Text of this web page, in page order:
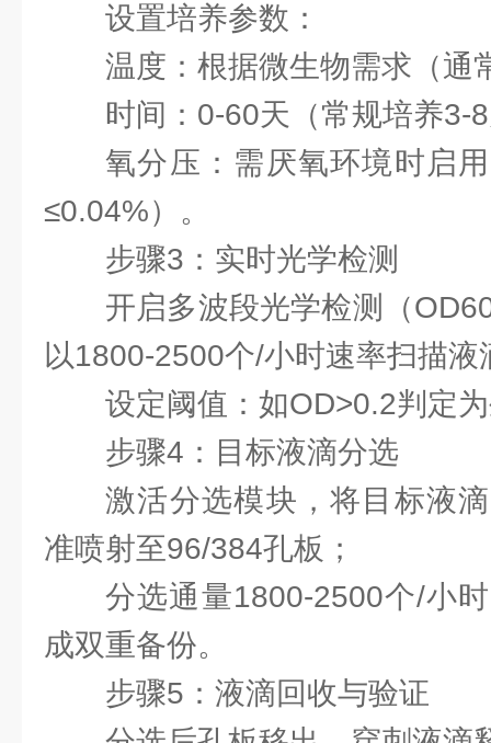
设置培养参数：
温度：根据微生物需求（
时间：‌0-60天‌（常规培养3-
氧分压：需厌氧环境时启
≤0.04%）‌。
步骤3：实时光学检测
开启多波段光学检测（
以‌1800-2500个/小时‌速率扫描液
设定阈值：如OD>0.2判定
步骤4：目标液滴分选
激活分选模块，将目标液
准喷射至96/384孔板；
分选通量‌1800-2500个/小
成双重备份‌。
步骤5：液滴回收与验证